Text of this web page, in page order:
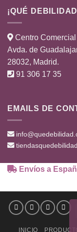
¡QUÉ
Centro
Avda. de
28032, Madrid.
91 306 17 35
EMAILS DE
Envíos a
INICIO